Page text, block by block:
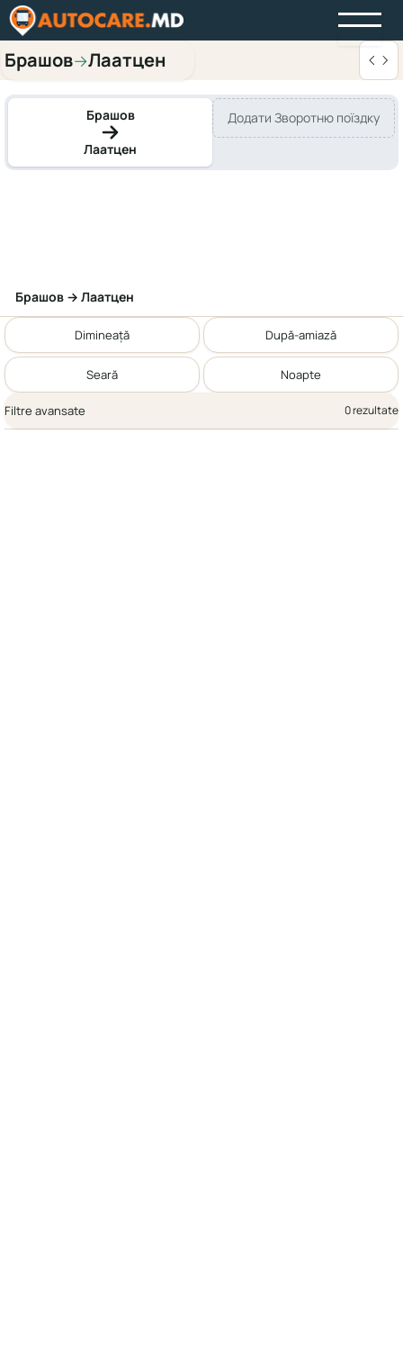
Брашов→Лаатцен
Брашов
Лаатцен
Додати Зворотню поїздку
Брашов → Лаатцен
Dimineață După-amiază
Seară Noapte
Filtre avansate 0 rezultate